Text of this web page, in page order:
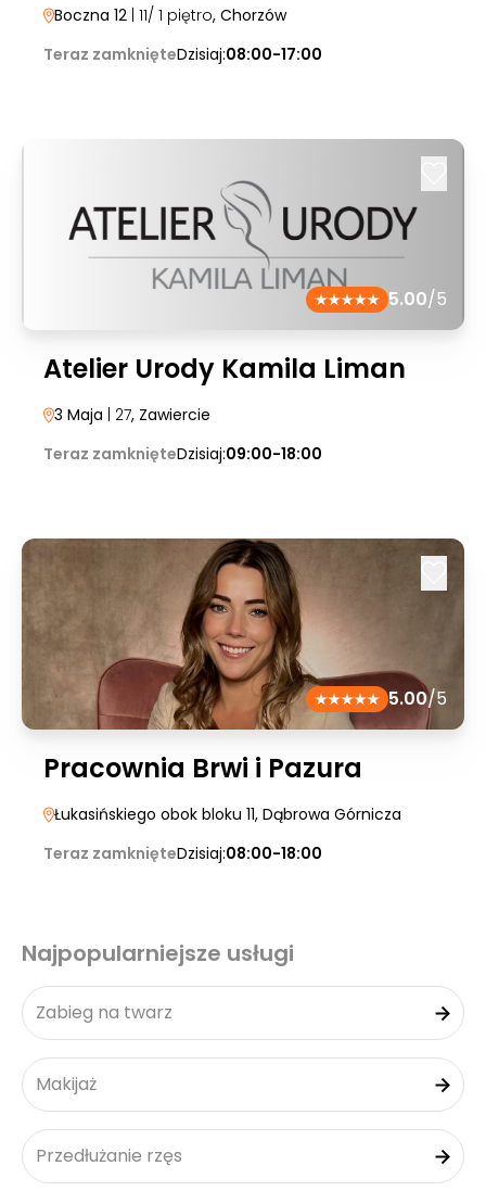
Boczna 12 | 11/ 1 piętro, Chorzów
Teraz zamknięteDzisiaj:08:00-17:00
5.00/5
Atelier Urody Kamila Liman
3 Maja | 27, Zawiercie
Teraz zamknięteDzisiaj:09:00-18:00
5.00/5
Pracownia Brwi i Pazura
Łukasińskiego obok bloku 11, Dąbrowa Górnicza
Teraz zamknięteDzisiaj:08:00-18:00
Najpopularniejsze usługi
Zabieg na twarz
Makijaż
Przedłużanie rzęs